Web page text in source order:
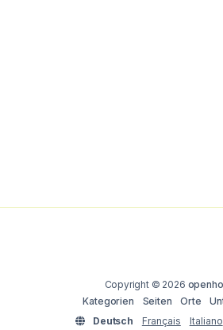
Copyright © 2026
Kategorien
Seiten Orte
Deutsch
Français Italiano